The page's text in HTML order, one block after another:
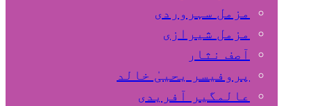
مزمل سہروردی
مزمل شیرازی
آصف نثار
پروفیسر یحییٰ خالد
عالمگیر آفریدی